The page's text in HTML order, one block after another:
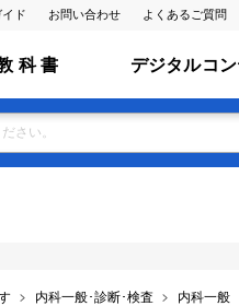
イド お問い合わせ よくあるご質問
科 書 デジタルコ
内科一般･診断･検査
内科一般